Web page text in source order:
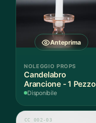
Anteprima
NOLEGGIO PROPS
Candelabro
Arancione - 1 Pezzo
Disponibile
CC 002-03